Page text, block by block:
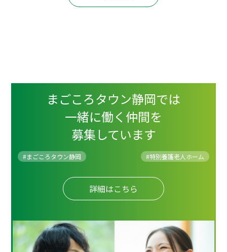
まごころタウン静岡では
一緒に働く仲間を
募集しています
#まごころタウン静岡 #特別養護老人ホーム
詳細はこちら